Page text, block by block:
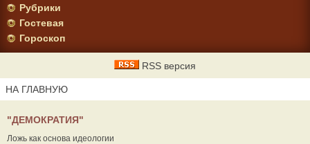
Рубрики
Гостевая
Гороскоп
RSS версия
НА ГЛАВНУЮ
"ДЕМОКРАТИЯ"
Ложь как основа идеологии